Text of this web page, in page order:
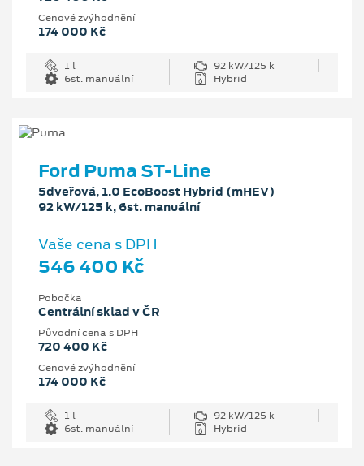
Cenové zvýhodnění
174 000 Kč
1 l
92 kW/125 k
6st. manuální
Hybrid
Ford Puma ST-Line
5dveřová, 1.0 EcoBoost Hybrid (mHEV)
92 kW/125 k, 6st. manuální
Vaše cena s DPH
546 400 Kč
Pobočka
Centrální sklad v ČR
Původní cena s DPH
720 400 Kč
Cenové zvýhodnění
174 000 Kč
1 l
92 kW/125 k
6st. manuální
Hybrid